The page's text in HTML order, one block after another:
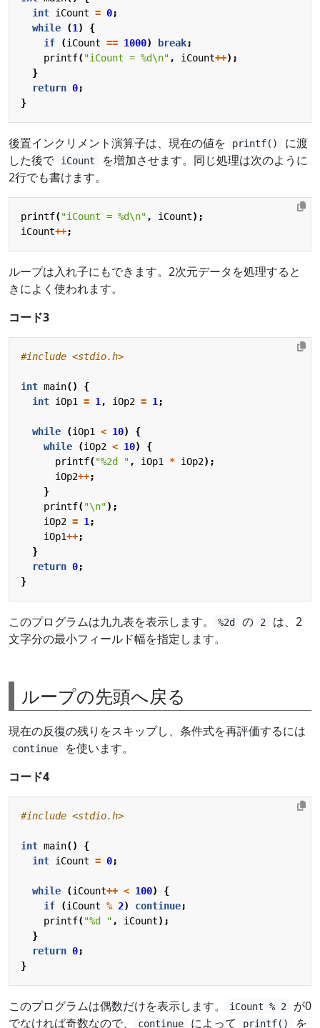
int iCount = 0;
while
(1 )
{
if
(iCount == 1000) break;
printf("iCount = %d\n" , iCount++);
}
return 0;
}
後置インクリメント演算子は、現在の値を printf()
に渡
した後で
iCount
を増加させます。同じ処理は次のように
2行でも書けます。
printf("iCount = %d\n" , iCount);
iCount++;
ループは入れ子にもできます。2次元データを処理すると
きによく使われます。
コード3
#include <stdio.h>
int main()
{
int iOp1 = 1 , iOp2 = 1 ;
while (iOp1 < 10)
{
while
(iOp2 < 10)
{
printf("%2d " , iOp1 * iOp2);
iOp2++;
}
printf("\n");
iOp2 = 1 ;
iOp1++;
}
return 0;
}
このプログラムは九九表を表示します。 %2d の 2
は、2
文字分の最小フィールド幅を指定します。
ループの先頭へ戻る
現在の反復の残りをスキップし、条件式を再評価するには
continue
を使います。
コード4
#include <stdio.h>
int main()
{
int iCount = 0;
while (iCount++ < 100)
{
if
(iCount % 2) continue;
printf("%d " , iCount);
}
return 0;
}
このプログラムは偶数だけを表示します。 iCount % 2
が0
でなければ奇数なので、
continue によって printf()
を